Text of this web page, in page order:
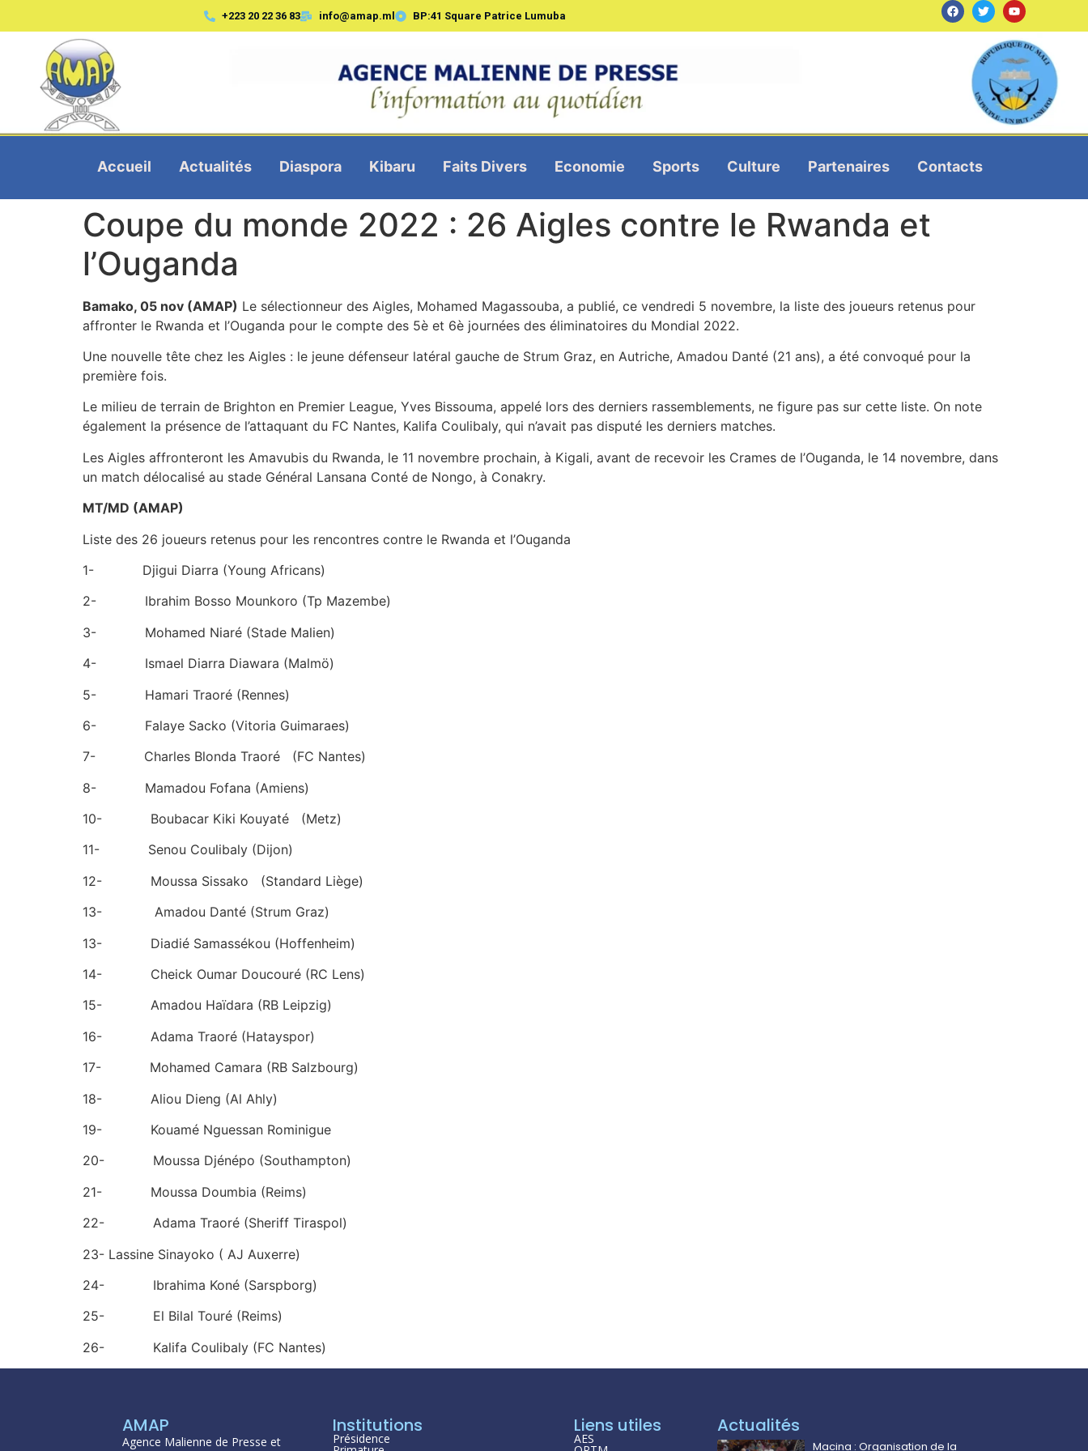
+223 20 22 36 83 info@amap.ml BP:41 Square Patrice Lumuba
Accueil Actualités Diaspora Kibaru Faits Divers Economie Sports Culture Partenaires Contacts
Coupe du monde 2022 : 26 Aigles contre le Rwanda et
l’Ouganda
Bamako, 05 nov (AMAP) Le sélectionneur des Aigles, Mohamed Magassouba, a publié, ce vendredi 5 novembre, la liste des joueurs retenus pour
affronter le Rwanda et l’Ouganda pour le compte des 5è et 6è journées des éliminatoires du Mondial 2022.
Une nouvelle tête chez les Aigles : le jeune défenseur latéral gauche de Strum Graz, en Autriche, Amadou Danté (21 ans), a été convoqué pour la
première fois.
Le milieu de terrain de Brighton en Premier League, Yves Bissouma, appelé lors des derniers rassemblements, ne figure pas sur cette liste. On note
également la présence de l’attaquant du FC Nantes, Kalifa Coulibaly, qui n’avait pas disputé les derniers matches.
Les Aigles affronteront les Amavubis du Rwanda, le 11 novembre prochain, à Kigali, avant de recevoir les Crames de l’Ouganda, le 14 novembre, dans
un match délocalisé au stade Général Lansana Conté de Nongo, à Conakry.
MT/MD (AMAP)
Liste des 26 joueurs retenus pour les rencontres contre le Rwanda et l’Ouganda
1- Djigui Diarra (Young Africans)
2- Ibrahim Bosso Mounkoro (Tp Mazembe)
3- Mohamed Niaré (Stade Malien)
4- Ismael Diarra Diawara (Malmö)
5- Hamari Traoré (Rennes)
6- Falaye Sacko (Vitoria Guimaraes)
7- Charles Blonda Traoré (FC Nantes)
8- Mamadou Fofana (Amiens)
10- Boubacar Kiki Kouyaté (Metz)
11- Senou Coulibaly (Dijon)
12- Moussa Sissako (Standard Liège)
13- Amadou Danté (Strum Graz)
13- Diadié Samassékou (Hoffenheim)
14- Cheick Oumar Doucouré (RC Lens)
15- Amadou Haïdara (RB Leipzig)
16- Adama Traoré (Hatayspor)
17- Mohamed Camara (RB Salzbourg)
18- Aliou Dieng (Al Ahly)
19- Kouamé Nguessan Rominigue
20- Moussa Djénépo (Southampton)
21- Moussa Doumbia (Reims)
22- Adama Traoré (Sheriff Tiraspol)
23- Lassine Sinayoko ( AJ Auxerre)
24- Ibrahima Koné (Sarspborg)
25- El Bilal Touré (Reims)
26- Kalifa Coulibaly (FC Nantes)
AMAP
Agence Malienne de Presse et
Institutions
Présidence
Liens utiles
AES
Actualités
Macina : Organisation de la